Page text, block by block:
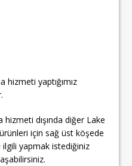
hizmeti yaptığımız
dışında diğer Lake
için sağ üst köşede
yapmak istediğiniz